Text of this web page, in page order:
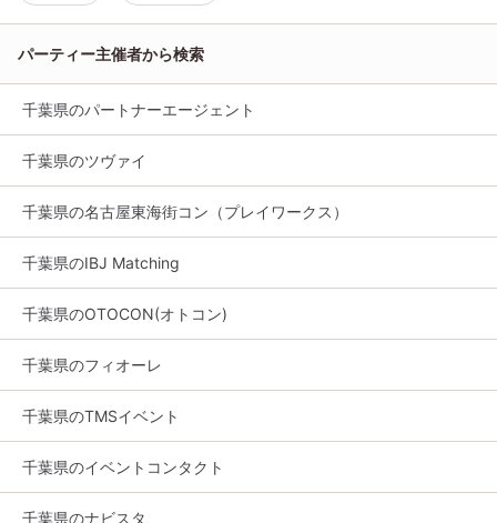
パーティー主催者から検索
千葉県のパートナーエージェント
千葉県のツヴァイ
千葉県の名古屋東海街コン（プレイワークス）
千葉県のIBJ Matching
千葉県のOTOCON(オトコン)
千葉県のフィオーレ
千葉県のTMSイベント
千葉県のイベントコンタクト
千葉県のナビスタ